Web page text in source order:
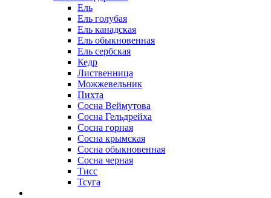
Ель
Ель голубая
Ель канадская
Ель обыкновенная
Ель сербская
Кедр
Лиственница
Можжевельник
Пихта
Сосна Веймутова
Сосна Гельдрейха
Сосна горная
Сосна крымская
Сосна обыкновенная
Сосна черная
Тисс
Тсуга